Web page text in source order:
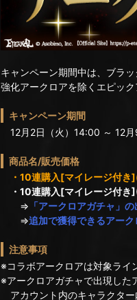
キャンペーン期間中は、ブラ
強化アークロアを除くエピッ
キャンペーン期間
12月2日（火）14:00 ～ 12
商品名/販売価格
・10連購入[マイレージ付
・10連購入[マイレージ付
⇒ 「アークロアガチャ」
⇒追加で獲得できるアー
注意事項
※コラボアークロアは対象ライ
※アークロアガチャで出現した
アカウント内のキャラクター